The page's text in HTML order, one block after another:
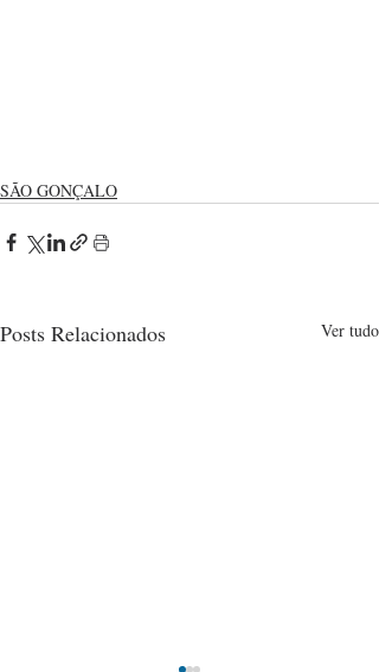
SÃO GONÇALO
Posts Relacionados Ver tudo